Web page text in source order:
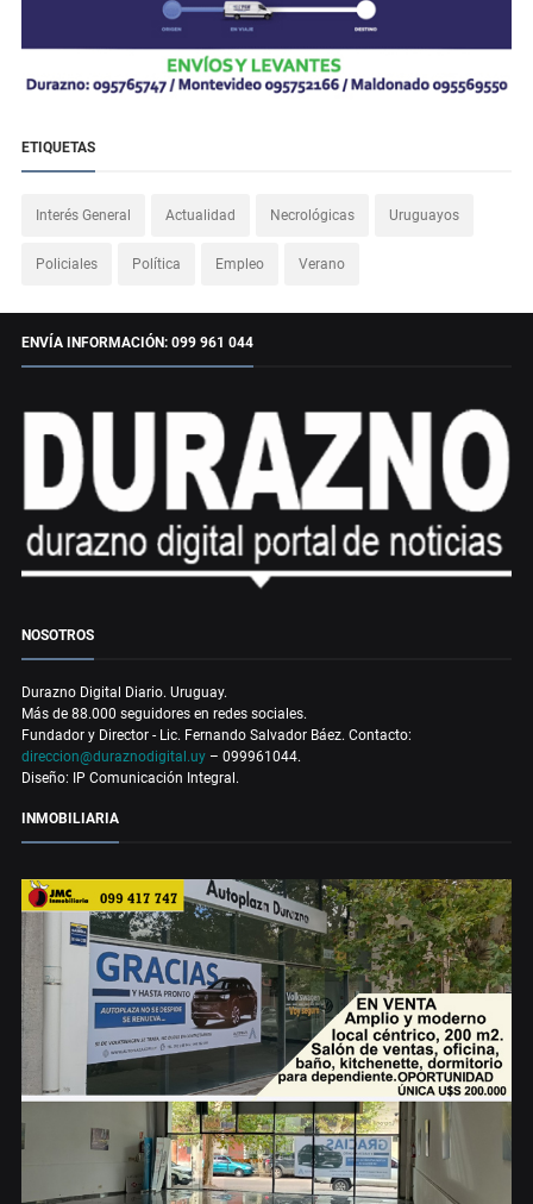
ETIQUETAS
Interés General Actualidad Necrológicas Uruguayos
Policiales Política Empleo Verano
ENVÍA INFORMACIÓN: 099 961 044
NOSOTROS
Durazno Digital Diario. Uruguay.
Más de 88.000 seguidores en redes sociales.
Fundador y Director - Lic. Fernando Salvador Báez. Contacto:
direccion@duraznodigital.uy – 099961044.
Diseño: IP Comunicación Integral.
INMOBILIARIA